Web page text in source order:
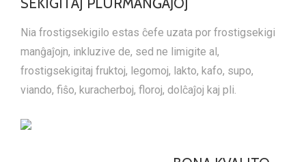
Nia frostigsekigilo estas ĉefe uzata por frostigsekigi
manĝaĵojn, inkluzive de, sed ne limigite al,
frostigsekigitaj fruktoj, legomoj, lakto, kafo, supo,
viando, fiŝo, kuracherboj, floroj, dolĉaĵoj kaj pli.